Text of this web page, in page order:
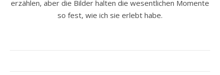
erzählen, aber die Bilder halten die wesentlichen Momente
so fest, wie ich sie erlebt habe.